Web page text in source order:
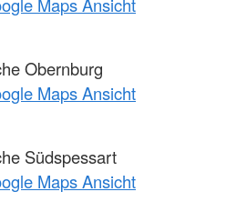
Obernburg
Maps Ansicht
Südspessart
Maps Ansicht